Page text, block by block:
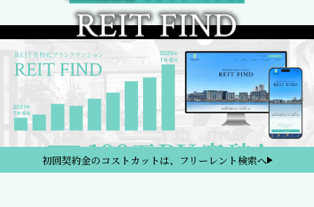
初回契約金のコストカットは、フリーレント検索へ